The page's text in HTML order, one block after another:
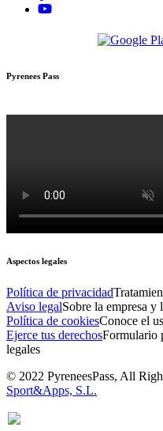
Pyrenees Pass
Aspectos legales
Política de privacidad
Aviso legalSobre la empresa y
Política de cookiesConoce el
Ejerce tus derechosFormulario
legales
© 2022 PyreneesPass, All
Sport&Apps, S.L.